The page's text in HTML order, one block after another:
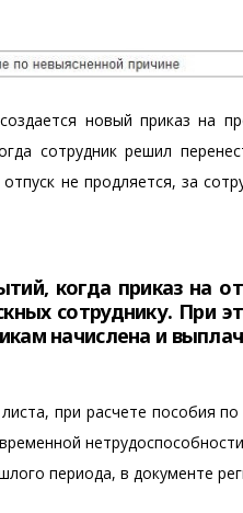
новый приказ на
сотрудник решил
не продляется, за
когда приказ на
сотруднику. При
начислена и
при расчете пособия
периода, в документе